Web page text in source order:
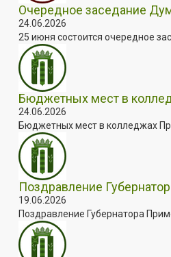
Очередное заседание
24.06.2026
25 июня состоится очередное
Бюджетных мест в
24.06.2026
Бюджетных мест в колледжах
Поздравление
19.06.2026
Поздравление Губернатора